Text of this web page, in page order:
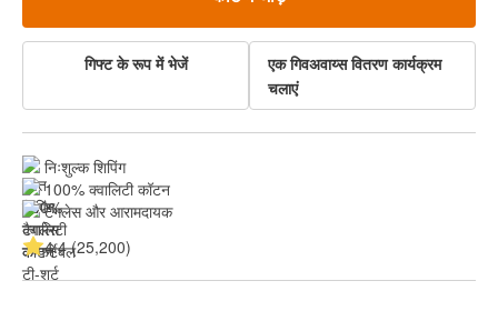
गिफ्ट के रूप में भेजें
एक गिवअवाय्स वितरण कार्यक्रम
चलाएं
निःशुल्क शिपिंग
100% क्वालिटी कॉटन
टैगलेस और आरामदायक
4.4 (25,200)